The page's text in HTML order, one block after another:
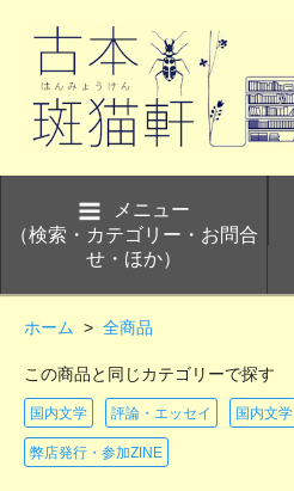
メニュー
（検索・カテゴリー・お問合
せ・ほか）
ホーム > 全商品
この商品と同じカテゴリーで探す
国内文学 評論・エッセイ 国内文学
弊店発行・参加ZINE